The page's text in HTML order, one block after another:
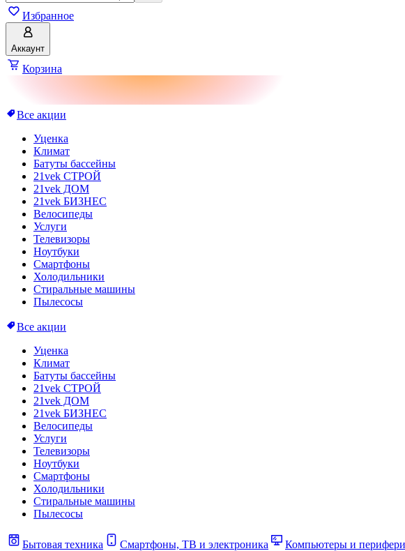
Избранное
Аккаунт
Корзина
Все акции
Уценка
Климат
Батуты бассейны
21vek СТРОЙ
21vek ДОМ
21vek БИЗНЕС
Велосипеды
Услуги
Телевизоры
Ноутбуки
Смартфоны
Холодильники
Стиральные машины
Пылесосы
Все акции
Уценка
Климат
Батуты бассейны
21vek СТРОЙ
21vek ДОМ
21vek БИЗНЕС
Велосипеды
Услуги
Телевизоры
Ноутбуки
Смартфоны
Холодильники
Стиральные машины
Пылесосы
Бытовая техника Смартфоны, ТВ и электроника Компьютеры и